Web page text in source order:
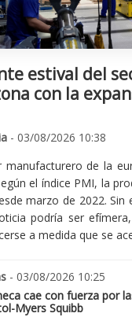
estival del
con la
- 03/08/2026 10:38
manufacturero de la
el índice PMI, la
marzo de 2022.
podría ser
a medida que se
- 03/08/2026 10:25
cae con fuerza por
Myers Squibb